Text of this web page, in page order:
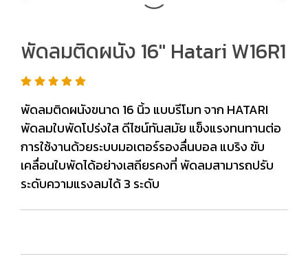
พัดลมติดผนัง 16" Hatari W16R1
พัดลมติดผนังขนาด 16 นิ้ว แบบรีโมท จาก HATARI
พัดลมใบพัดโปร่งใส ดีไซน์ทันสมัย แข็งแรงทนทานต่อ
การใช้งานด้วยระบบมอเตอร์รองลื่นบอล แบริง ขับ
เคลื่อนใบพัดได้อย่างเสถียรคงที่ พัดลมสามารถปรับ
ระดับความแรงลมได้ 3 ระดับ